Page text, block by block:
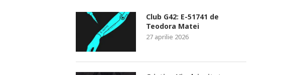
Club G42: E-51741 de
Teodora Matei
27 aprilie 2026